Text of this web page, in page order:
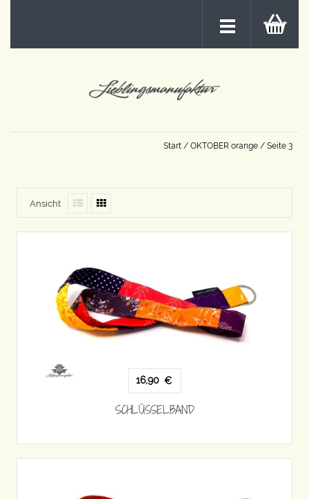
Start / OKTOBER orange / Seite 3
Ansicht
16,90 €
SCHLÜSSELBAND